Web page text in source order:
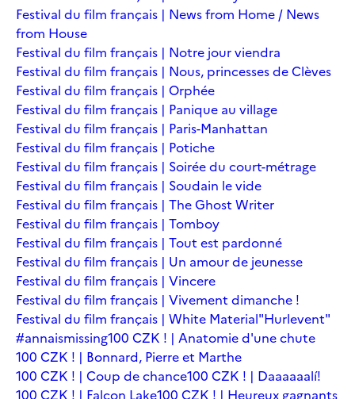
Festival du film français | News from Home / News
from House
Festival du film français | Notre jour viendra
Festival du film français | Nous, princesses de Clèves
Festival du film français | Orphée
Festival du film français | Panique au village
Festival du film français | Paris-Manhattan
Festival du film français | Potiche
Festival du film français | Soirée du court-métrage
Festival du film français | Soudain le vide
Festival du film français | The Ghost Writer
Festival du film français | Tomboy
Festival du film français | Tout est pardonné
Festival du film français | Un amour de jeunesse
Festival du film français | Vincere
Festival du film français | Vivement dimanche !
Festival du film français | White Material"Hurlevent"
#annaismissing100 CZK ! | Anatomie d'une chute
100 CZK ! | Bonnard, Pierre et Marthe
100 CZK ! | Coup de chance100 CZK ! | Daaaaaalí!
100 CZK ! | Falcon Lake100 CZK ! | Heureux gagnants